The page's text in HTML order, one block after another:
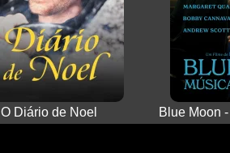
O Diário de Noel Blue Moon